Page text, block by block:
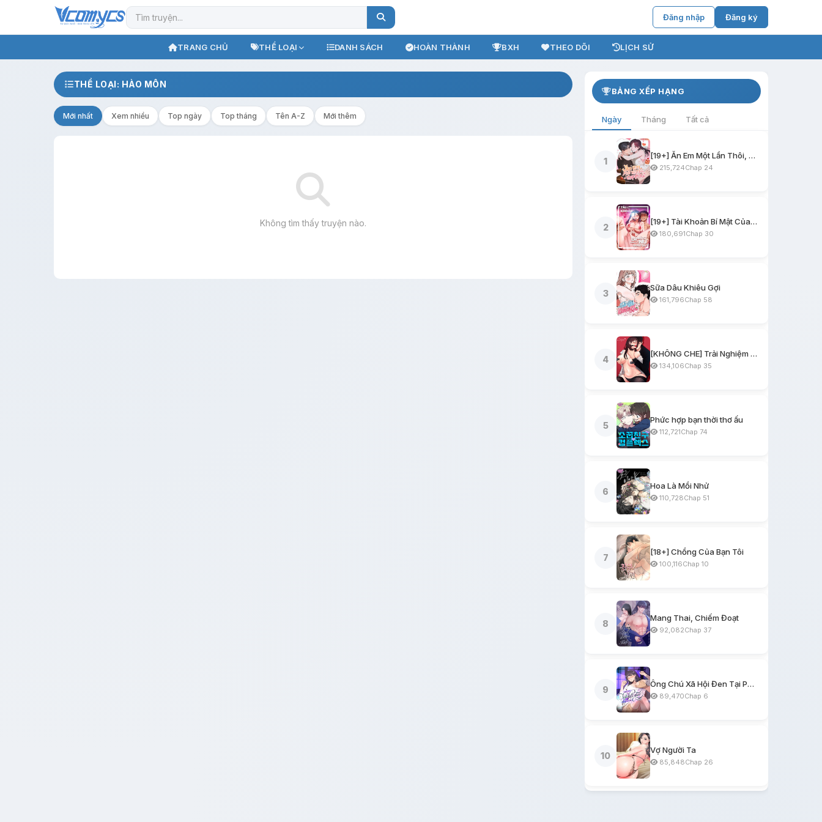
Đăng nhập Đăng ký
TRANG CHỦ THỂ LOẠI DANH SÁCH HOÀN THÀNH BXH THEO DÕI LỊCH SỬ
THỂ LOẠI: HÀO MÔN
Mới nhất Xem nhiều Top ngày Top tháng Tên A-Z Mới thêm
Không tìm thấy truyện nào.
BẢNG XẾP HẠNG
Ngày Tháng Tất cả
1
[19+] Ăn Em Một Lần Thôi, Oppa
215,724Chap 24
2
[19+] Tài Khoản Bí Mật Của Nữ Giáo Sư
180,691Chap 30
3
Sữa Dâu Khiêu Gợi
161,796Chap 58
4
[KHÔNG CHE] Trải Nghiệm Một Ngày Workshop BDSM
134,106Chap 35
5
Phức hợp bạn thời thơ ấu
112,721Chap 74
6
Hoa Là Mồi Nhử
110,728Chap 51
7
[18+] Chồng Của Bạn Tôi
100,116Chap 10
8
Mang Thai, Chiếm Đoạt
92,082Chap 37
9
Ông Chú Xã Hội Đen Tại Phòng Trọ
89,470Chap 6
10
Vợ Người Ta
85,848Chap 26